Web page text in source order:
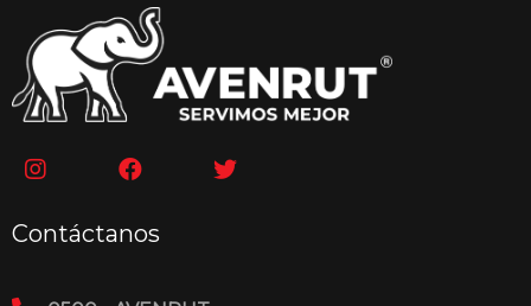
Contáctanos